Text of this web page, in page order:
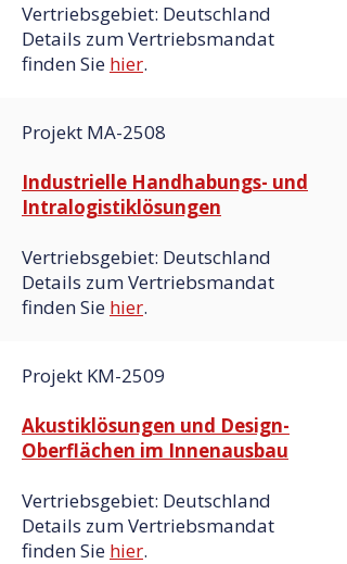
Vertriebsgebiet: Deutschland
Details zum Vertriebsmandat
finden Sie hier.
Projekt MA-2508
Industrielle Handhabungs- und
Intralogistiklösungen
Vertriebsgebiet: Deutschland
Details zum Vertriebsmandat
finden Sie hier.
Projekt KM-2509
Akustiklösungen und Design-
Oberflächen im Innenausbau
Vertriebsgebiet: Deutschland
Details zum Vertriebsmandat
finden Sie hier.